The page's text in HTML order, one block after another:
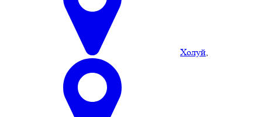
Холуй,